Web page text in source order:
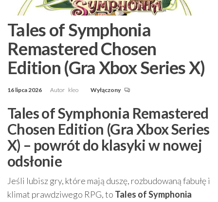
Tales of Symphonia
Remastered Chosen
Edition (Gra Xbox Series X)
16 lipca 2026 Autor kleo Wyłączony
Tales of Symphonia Remastered
Chosen Edition (Gra Xbox Series
X) – powrót do klasyki w nowej
odsłonie
Jeśli lubisz gry, które mają duszę, rozbudowaną fabułę i
klimat prawdziwego RPG, to Tales of Symphonia